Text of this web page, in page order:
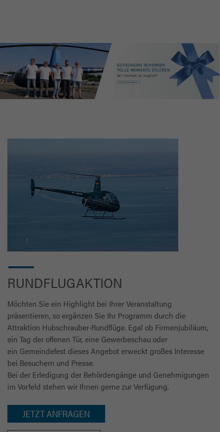
RUNDFLUGAKTION
Möchten Sie ein Highlight bei Ihrer Veranstaltung
präsentieren, so ergänzen Sie Ihr Programm durch die
Attraktion Hubschrauber-Rundflüge. Egal ob Firmenjubiläum,
ein Tag der offenen Tür, eine Gewerbeschau oder
ein Gemeindefest dieses Angebot erweckt großes Interesse
bei Besuchern und Presse.
Bei der Erledigung der Behördengänge und Genehmigungen
im Vorfeld stehen wir Ihnen gerne zur Verfügung.
JETZT ANFRAGEN